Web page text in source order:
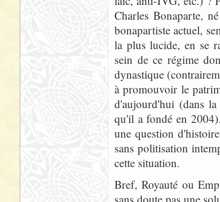
Charles Bonaparte,
bonapartiste actuel,
la plus lucide, en se
sein de ce régime
dynastique
à promouvoir le
d'aujourd'hui (dans la
qu'il a fondé en
une question
sans politisation
cette situation.
Bref, Royauté ou